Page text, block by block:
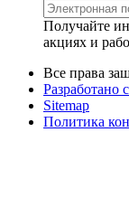
Получайте
акциях и
Все права
Разработано
Sitemap
Политика